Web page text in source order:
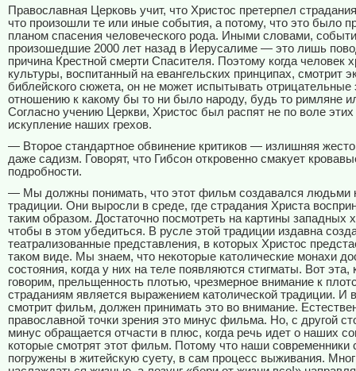
Православная Церковь учит, что Христос претерпел
что произошли те или иные события, а потому, что это было
планом спасения человеческого рода. Иными словами,
произошедшие 2000 лет назад в Иерусалиме — это лишь
причина Крестной смерти Спасителя. Поэтому когда человек
культуры, воспитанный на евангельских принципах, смотрит
библейского сюжета, он не может испытывать отрицательные
отношению к какому бы то ни было народу, будь то римляне
Согласно учению Церкви, Христос был распят не по воле
искупление наших грехов.
— Второе стандартное обвинение критиков — излишняя
даже садизм. Говорят, что Гибсон откровенно смакует
подробности.
— Мы должны понимать, что этот фильм создавался людьми
традиции. Они выросли в среде, где страдания Христа
таким образом. Достаточно посмотреть на картины западных
чтобы в этом убедиться. В русле этой традиции издавна
театрализованные представления, в которых Христос
таком виде. Мы знаем, что некоторые католические монахи
состояния, когда у них на теле появляются стигматы. Вот эта,
говорим, прельщенность плотью, чрезмерное внимание к
страданиям является выражением католической традиции. И
смотрит фильм, должен принимать это во внимание.
православной точки зрения это минус фильма. Но, с другой
минус обращается отчасти в плюс, когда речь идет о наших
которые смотрят этот фильм. Потому что наши современники
погружены в житейскую суету, в сам процесс выживания.